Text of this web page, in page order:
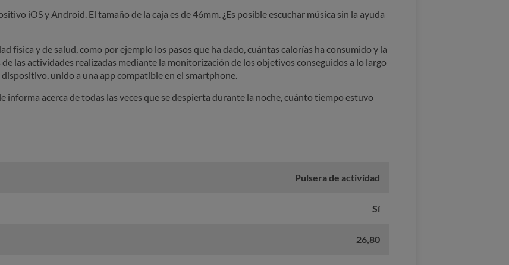
iOS y Android. El tamaño de la caja es de 46mm. ¿Es posible escuchar música sin la ayuda
física y de salud, como por ejemplo los pasos que ha dado, cuántas calorías ha consumido y la
las actividades realizadas mediante la monitorización de los objetivos conseguidos a lo largo
unido a una app compatible en el smartphone.
informa acerca de todas las veces que se despierta durante la noche, cuánto tiempo estuvo
Pulsera de actividad
Sí
26,80